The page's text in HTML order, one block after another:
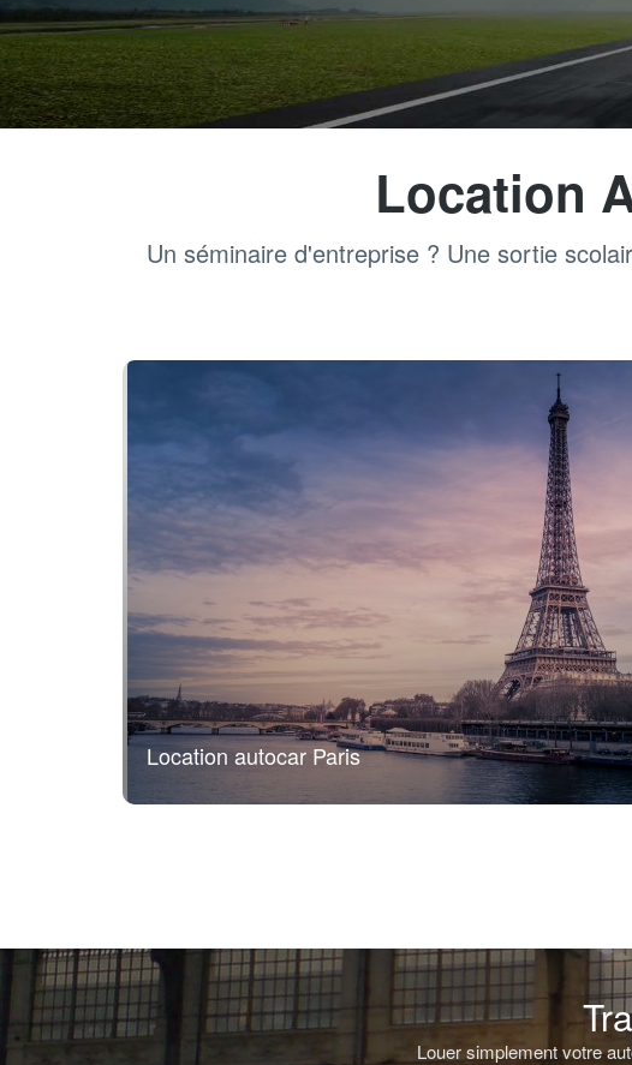
Location
Un séminaire d'entreprise ? Une sortie
Location autocar Paris
Louer simplement votre